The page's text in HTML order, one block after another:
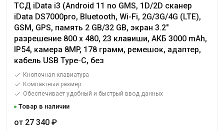
ТСД iData i3 (Android 11 no GMS, 1D/2D сканер
iData DS7000pro, Bluetooth, Wi-Fi, 2G/3G/4G (LTE),
GSM, GPS, память 2 GB/32 GB, экран 3.2"
разрешение 800 х 480, 23 клавиши, АКБ 3000 mAh,
IP54, камера 8MP, 178 грамм, ремешок, адаптер,
кабель USB Type-C, без
Кнопочная клавиатура
Компактный размер
Обеспечивает удобный и быстрый ввод данных
Товар в наличии
от 27 340 ₽